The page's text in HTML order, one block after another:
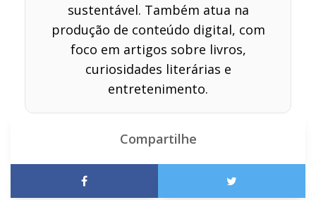
sustentável. Também atua na
produção de conteúdo digital, com
foco em artigos sobre livros,
curiosidades literárias e
entretenimento.
Compartilhe